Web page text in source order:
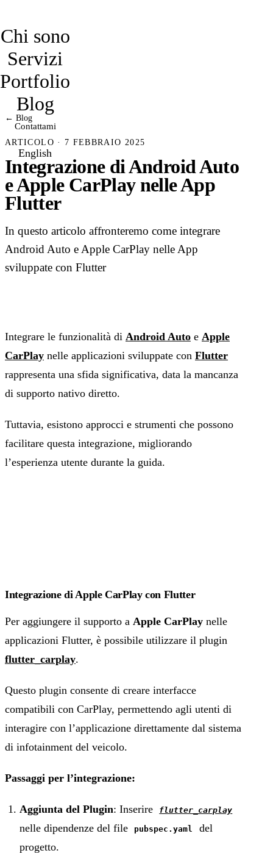
Chi sono
Servizi
Portfolio
Blog
Contattami
English
← Blog
ARTICOLO · 7 FEBBRAIO 2025
Integrazione di Android Auto
e Apple CarPlay nelle App
Flutter
In questo articolo affronteremo come integrare
Android Auto e Apple CarPlay nelle App
sviluppate con Flutter
Integrare le funzionalità di Android Auto e Apple
CarPlay nelle applicazioni sviluppate con Flutter
rappresenta una sfida significativa, data la mancanza
di supporto nativo diretto.
Tuttavia, esistono approcci e strumenti che possono
facilitare questa integrazione, migliorando
l’esperienza utente durante la guida.
Integrazione di Apple CarPlay con Flutter
Per aggiungere il supporto a Apple CarPlay nelle
applicazioni Flutter, è possibile utilizzare il plugin
flutter_carplay.
Questo plugin consente di creare interfacce
compatibili con CarPlay, permettendo agli utenti di
interagire con l’applicazione direttamente dal sistema
di infotainment del veicolo.
Passaggi per l’integrazione:
Aggiunta del Plugin: Inserire flutter_carplay
nelle dipendenze del file pubspec.yaml
del
progetto.